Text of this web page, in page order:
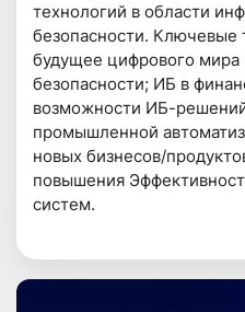
технологий в области
безопасности.
будущее цифрового
безопасности; ИБ в
возможности ИБ-
промышленной
новых бизнесов/
повышения
систем.